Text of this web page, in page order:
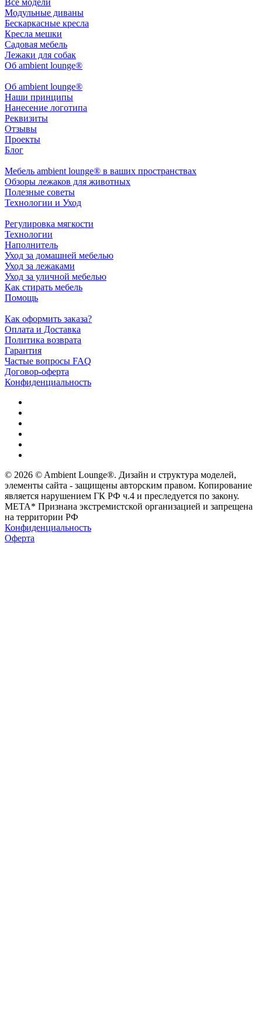
Все модели
Модульные диваны
Бескаркасные кресла
Кресла мешки
Садовая мебель
Лежаки для собак
Об ambient lounge®
Oб ambient lounge®
Наши принципы
Нанесение логотипа
Реквизиты
Отзывы
Проекты
Блог
Мебель ambient lounge® в ваших пространствах
Обзоры лежаков для животных
Полезные советы
Технологии и Уход
Регулировка мягкости
Технологии
Наполнитель
Уход за домашней мебелью
Уход за лежаками
Уход за уличной мебелью
Как стирать мебель
Помощь
Как оформить заказа?
Оплата и Доставка
Политика возврата
Гарантия
Частые вопросы FAQ
Договор-оферта
Конфиденциальность
© 2026 © Ambient Lounge®. Дизайн и структура моделей,
элементы сайта - защищены авторским правом. Копирование
является нарушением ГК РФ ч.4 и преследуется по закону.
МЕТА* Признана экстремистской организацией и запрещена
на территории РФ
Конфиденциальность
Оферта